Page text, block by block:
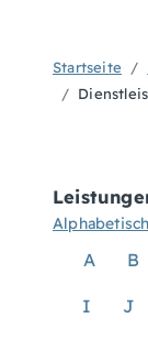
Startseite
A B
I J